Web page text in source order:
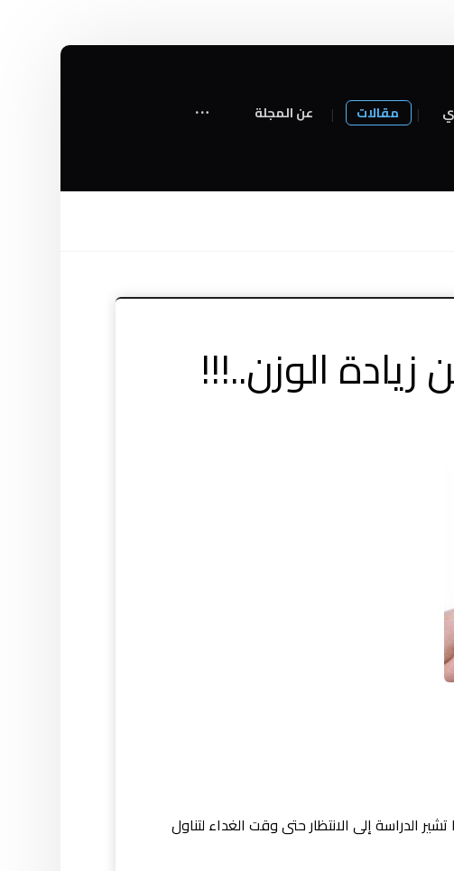
مقالات عن المجلة
الوزن..!!!
الدراسة إلى الانتظار حتى وقت الغداء لتناول